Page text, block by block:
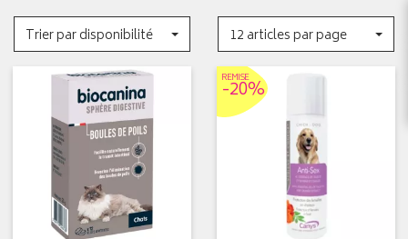
Trier par disponibilité 12 articles par page
REMISE
-20%